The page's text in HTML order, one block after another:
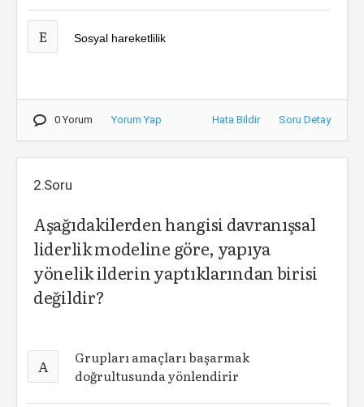
E Sosyal hareketlilik
0 Yorum Yorum Yap Hata Bildir Soru Detay
2.Soru
Aşağıdakilerden hangisi davranışsal
liderlik modeline göre, yapıya
yönelik ilderin yaptıklarından birisi
değildir?
A
Grupları amaçları başarmak
doğrultusunda yönlendirir